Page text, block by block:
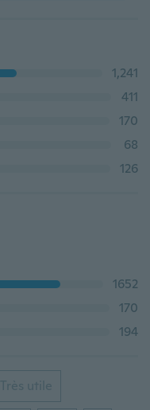
1,241
411
170
68
126
1652
170
194
Très utile